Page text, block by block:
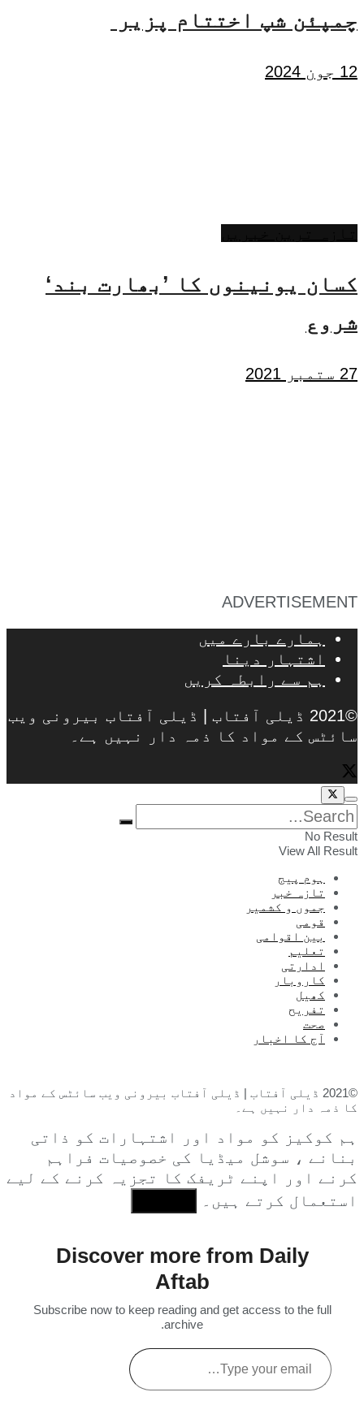
چمپئن شپ اختتام پزیر
12 جون 2024
کسان یونینوں کا ’بھارت بند‘
شروع
27 ستمبر 2021
ADVERTISEMENT
ہمارے بارے میں
اشتہار دینا
ہم سے رابطہ کریں
©2021 ڈیلی آفتاب | ڈیلی آفتاب بیرونی ویب
سائٹس کے مواد کا ذمہ دار نہیں ہے۔
No Result
View All Result
ہوم پیج
تازہ خبر
جموں و کشمیر
قومی
بین اقوامی
تعلیم
ادارتی
کاروبار
کھیل
تفریح
صحت
آج کا اخبار
©2021 ڈیلی آفتاب | ڈیلی آفتاب بیرونی ویب سائٹس کے مواد
کا ذمہ دار نہیں ہے۔
ہم کوکیز کو مواد اور اشتہارات کو ذاتی
بنانے ، سوشل میڈیا کی خصوصیات فراہم
کرنے اور اپنے ٹریفک کا تجزیہ کرنے کے لیے
استعمال کرتے ہیں۔
Discover more from Daily
Aftab
Subscribe now to keep reading and get access to the full
archive.
Type
your